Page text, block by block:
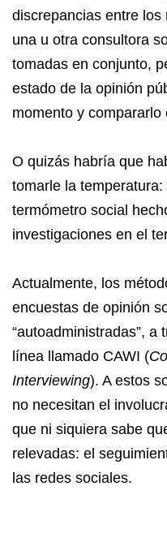
discrepancias entre
una u otra consultora
tomadas en conjunto,
estado de la opinión
momento y compararlo
O quizás habría que
tomarle la
termómetro social
investigaciones en el
Actualmente, los
encuestas de opinión
“autoadministradas”, a
línea llamado CAWI (
Interviewing). A estos
no necesitan el
que ni siquiera sabe
relevadas: el
las redes sociales.